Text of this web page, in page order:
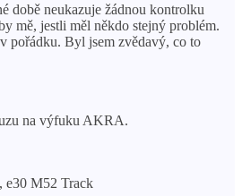
době neukazuje žádnou kontrolku
mě, jestli měl někdo stejný problém.
pořádku. Byl jsem zvědavý, co to
na výfuku AKRA.
e30 M52 Track